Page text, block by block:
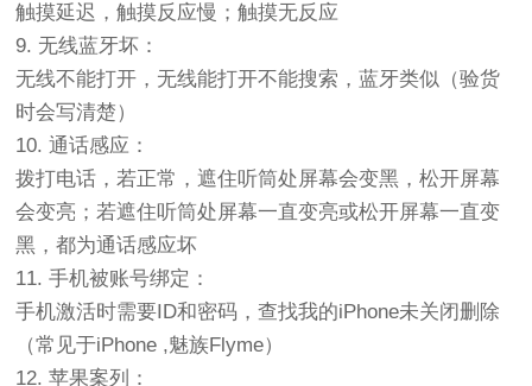
触摸延迟，触摸反应慢；触摸无反应
9. 无线蓝牙坏：
无线不能打开，无线能打开不能搜索，蓝牙类似（验货
时会写清楚）
10. 通话感应：
拨打电话，若正常，遮住听筒处屏幕会变黑，松开屏幕
会变亮；若遮住听筒处屏幕一直变亮或松开屏幕一直变
黑，都为通话感应坏
11. 手机被账号绑定：
手机激活时需要ID和密码，查找我的iPhone未关闭删除
（常见于iPhone ,魅族Flyme）
12. 苹果案列：